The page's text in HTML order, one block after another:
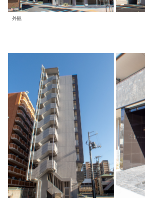
外観